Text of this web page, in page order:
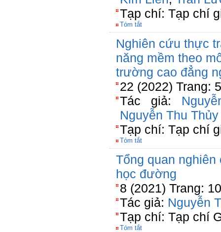
Tạp chí: Tạp chí
Tóm tắt
Nghiên cứu thực
năng mềm theo
trường cao đẳng
22 (2022) Trang:
Tác giả:
Nguyễn Thu Thủy
Tạp chí: Tạp chí
Tóm tắt
Tổng quan
học đường
8 (2021) Trang:
Tác giả: Nguyễn
Tạp chí: Tạp chí
Tóm tắt